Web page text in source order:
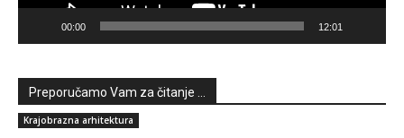
00:00 12:01
Preporučamo Vam za čitanje ...
Krajobrazna arhitektura